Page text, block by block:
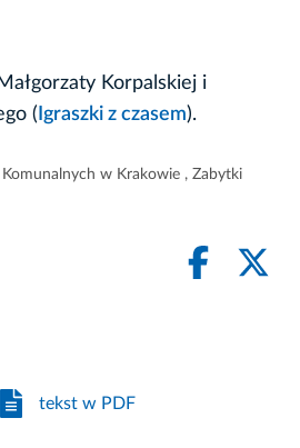
Korpalskiej i
( Igraszki z czasem).
w Krakowie , Zabytki
tekst w PDF